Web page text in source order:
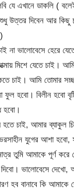
যে এখানে ডাকলি (
উত্তর দিবেন আর কিছু
না ভালোবেসে হেরে
মিশে যেতে চাই।
চাই। আমি তোমার
ফুল হবো। বিলীন হবো
হবো।
চাই, আমার ব্যাকুল
যুগের আশা হবো,
তুমি আমাকে পূর্ণ করে
দিবো। ভালোবেসে দেখো,
হব বানাবে কি আমাকে